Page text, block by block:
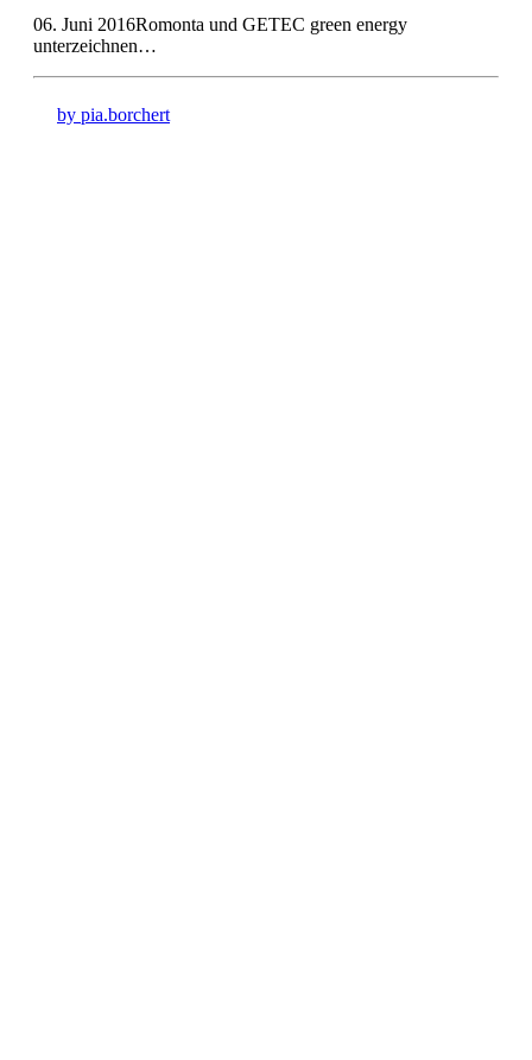
06. Juni 2016Romonta und GETEC green energy
unterzeichnen…
by pia.borchert